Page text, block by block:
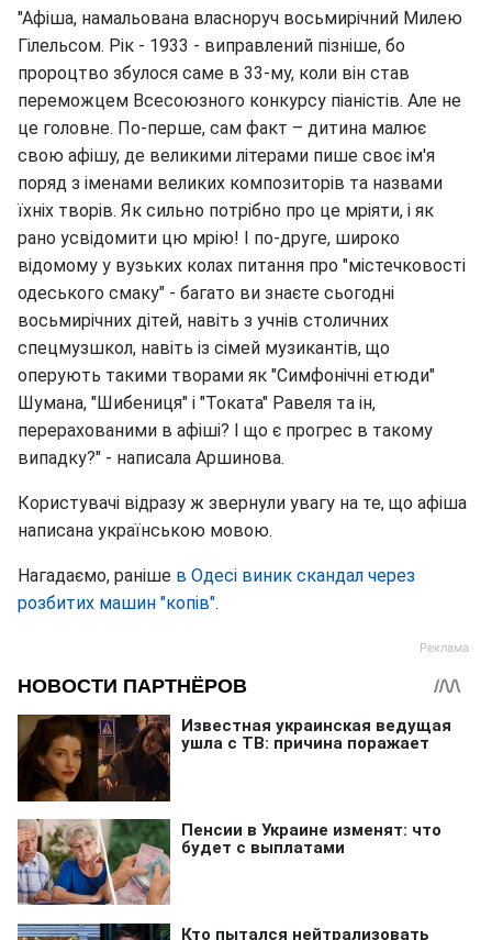
"Афіша, намальована власноруч восьмирічний Милею
Гілельсом. Рік - 1933 - виправлений пізніше, бо
пророцтво збулося саме в 33-му, коли він став
переможцем Всесоюзного конкурсу піаністів. Але не
це головне. По-перше, сам факт – дитина малює
свою афішу, де великими літерами пише своє ім'я
поряд з іменами великих композиторів та назвами
їхніх творів. Як сильно потрібно про це мріяти, і як
рано усвідомити цю мрію! І по-друге, широко
відомому у вузьких колах питання про "містечковості
одеського смаку" - багато ви знаєте сьогодні
восьмирічних дітей, навіть з учнів столичних
спецмузшкол, навіть із сімей музикантів, що
оперують такими творами як "Симфонічні етюди"
Шумана, "Шибениця" і "Токата" Равеля та ін,
перерахованими в афіші? І що є прогрес в такому
випадку?" - написала Аршинова.
Користувачі відразу ж звернули увагу на те, що афіша
написана українською мовою.
Нагадаємо, раніше в Одесі виник скандал через
розбитих машин "копів".